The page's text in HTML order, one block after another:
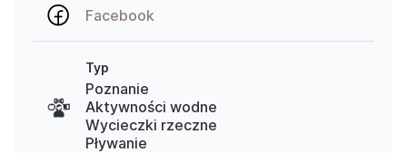
Facebook
Typ
Poznanie
Aktywności wodne
Wycieczki rzeczne
Pływanie